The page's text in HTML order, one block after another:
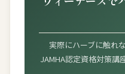
実際にハーブに触れ
JAMHA認定資格対策講